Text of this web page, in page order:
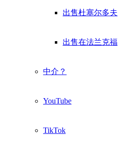
出售杜塞尔多夫
出售在法兰克福
中介？
YouTube
TikTok